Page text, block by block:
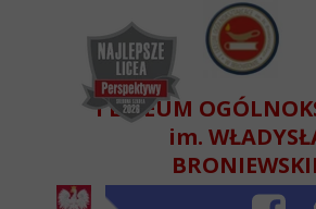
I LICEUM
im.
W